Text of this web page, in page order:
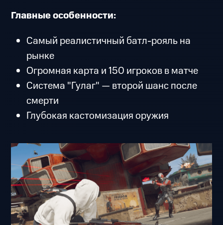
Главные особенности:
Самый реалистичный батл-рояль на
рынке
Огромная карта и 150 игроков в матче
Система "Гулаг" — второй шанс после
смерти
Глубокая кастомизация оружия